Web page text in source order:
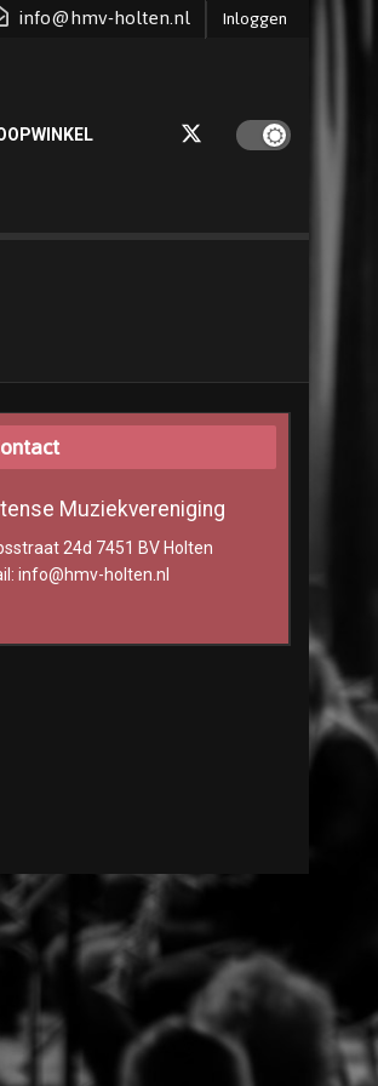
info@hmv-holten.nl Inloggen
Muziekvereniging
24d 7451 BV Holten
info@hmv-holten.nl